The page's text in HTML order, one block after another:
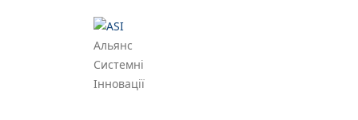
Альянс
Системні
Інновації